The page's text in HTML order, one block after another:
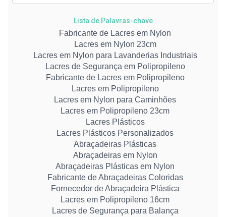
Lista de Palavras-chave
Fabricante de Lacres em Nylon
Lacres em Nylon 23cm
Lacres em Nylon para Lavanderias Industriais
Lacres de Segurança em Polipropileno
Fabricante de Lacres em Polipropileno
Lacres em Polipropileno
Lacres em Nylon para Caminhões
Lacres em Polipropileno 23cm
Lacres Plásticos
Lacres Plásticos Personalizados
Abraçadeiras Plásticas
Abraçadeiras em Nylon
Abraçadeiras Plásticas em Nylon
Fabricante de Abraçadeiras Coloridas
Fornecedor de Abraçadeira Plástica
Lacres em Polipropileno 16cm
Lacres de Segurança para Balança